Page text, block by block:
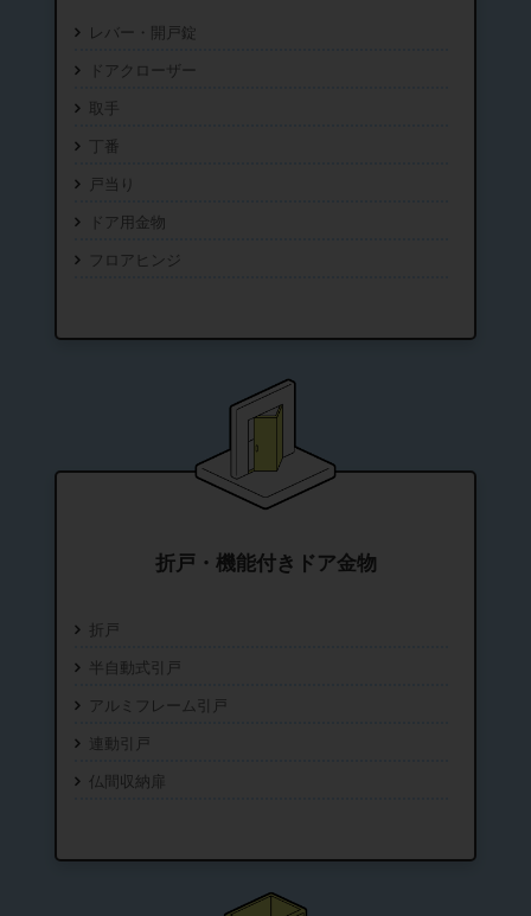
レバー・開戸錠
ドアクローザー
取手
丁番
戸当り
ドア用金物
フロアヒンジ
折戸・機能付きドア金物
折戸
半自動式引戸
アルミフレーム引戸
連動引戸
仏間収納扉